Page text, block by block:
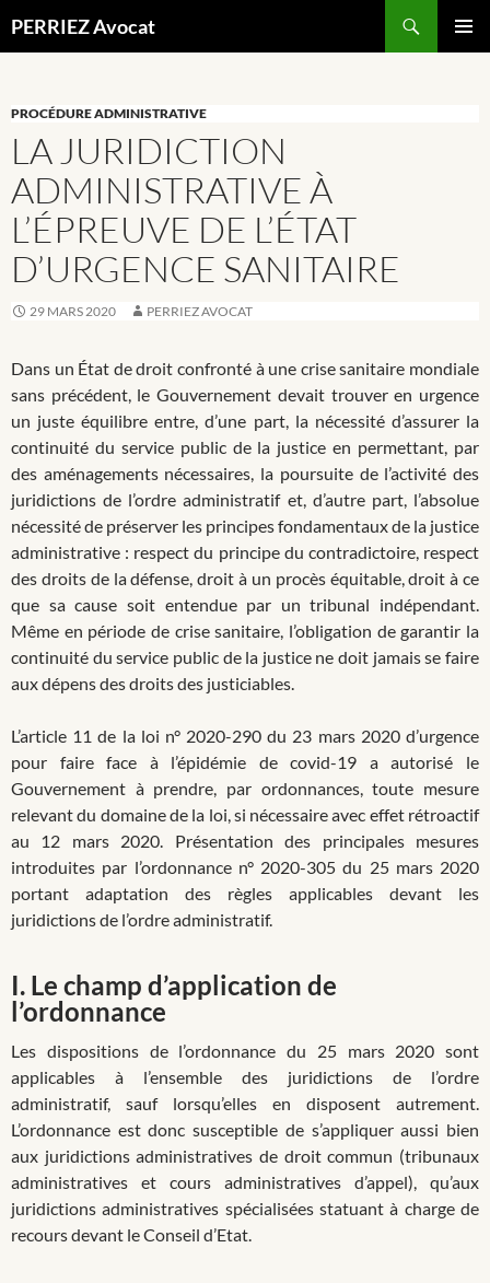
PERRIEZ Avocat
PROCÉDURE ADMINISTRATIVE
LA JURIDICTION
ADMINISTRATIVE À
L’ÉPREUVE DE L’ÉTAT
D’URGENCE SANITAIRE
29 MARS 2020 PERRIEZ AVOCAT
Dans un État de droit confronté à une crise sanitaire mondiale
sans précédent, le Gouvernement devait trouver en urgence
un juste équilibre entre, d’une part, la nécessité d’assurer la
continuité du service public de la justice en permettant, par
des aménagements nécessaires, la poursuite de l’activité des
juridictions de l’ordre administratif et, d’autre part, l’absolue
nécessité de préserver les principes fondamentaux de la justice
administrative : respect du principe du contradictoire, respect
des droits de la défense, droit à un procès équitable, droit à ce
que sa cause soit entendue par un tribunal indépendant.
Même en période de crise sanitaire, l’obligation de garantir la
continuité du service public de la justice ne doit jamais se faire
aux dépens des droits des justiciables.
L’article 11 de la loi n° 2020-290 du 23 mars 2020 d’urgence
pour faire face à l’épidémie de covid-19 a autorisé le
Gouvernement à prendre, par ordonnances, toute mesure
relevant du domaine de la loi, si nécessaire avec effet rétroactif
au 12 mars 2020. Présentation des principales mesures
introduites par l’ordonnance n° 2020-305 du 25 mars 2020
portant adaptation des règles applicables devant les
juridictions de l’ordre administratif.
I. Le champ d’application de
l’ordonnance
Les dispositions de l’ordonnance du 25 mars 2020 sont
applicables à l’ensemble des juridictions de l’ordre
administratif, sauf lorsqu’elles en disposent autrement.
L’ordonnance est donc susceptible de s’appliquer aussi bien
aux juridictions administratives de droit commun (tribunaux
administratives et cours administratives d’appel), qu’aux
juridictions administratives spécialisées statuant à charge de
recours devant le Conseil d’Etat.